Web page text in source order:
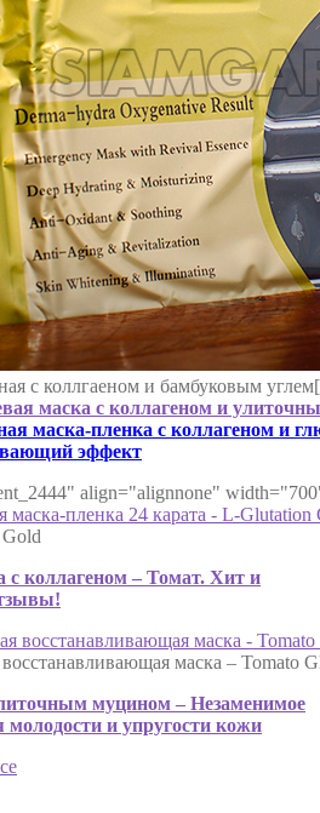
с коллгаеном и бамбуковым
маска с коллагеном и
маска-пленка с коллагеном и
эффект
align="alignnone"
с коллагеном – Томат. Хит и
маска – Tomato
муцином – Незаменимое
молодости и упругости кожи